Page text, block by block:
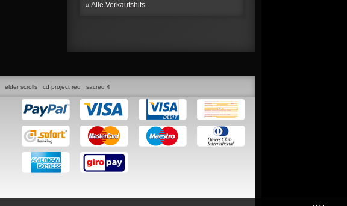
» Alle Verkaufshits
elder scrolls cd project red sacred 4